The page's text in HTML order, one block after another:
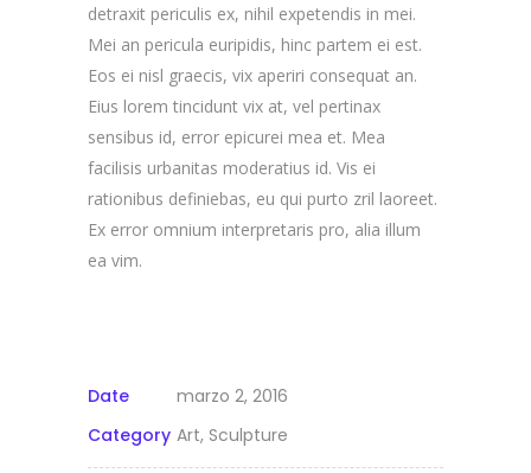
detraxit periculis ex, nihil expetendis in mei.
Mei an pericula euripidis, hinc partem ei est.
Eos ei nisl graecis, vix aperiri consequat an.
Eius lorem tincidunt vix at, vel pertinax
sensibus id, error epicurei mea et. Mea
facilisis urbanitas moderatius id. Vis ei
rationibus definiebas, eu qui purto zril laoreet.
Ex error omnium interpretaris pro, alia illum
ea vim.
Date
marzo 2, 2016
Category Art, Sculpture